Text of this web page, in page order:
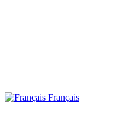
Français